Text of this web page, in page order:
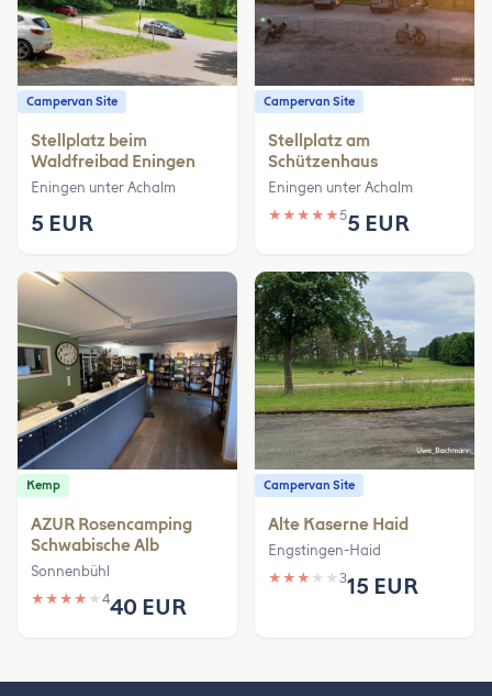
Campervan Site
Stellplatz beim
Waldfreibad Eningen
Eningen unter Achalm
5 EUR
Campervan Site
Stellplatz am
Schützenhaus
Eningen unter Achalm
★ ★ ★ ★ ★55 EUR
Kemp
AZUR Rosencamping
Schwabische Alb
Sonnenbühl
★ ★ ★ ★ ★ 440 EUR
Campervan Site
Alte Kaserne Haid
Engstingen-Haid
★ ★ ★ ★ ★ 315 EUR